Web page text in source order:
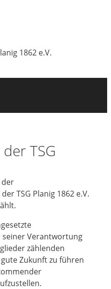
1862 e.V.
TSG
der
TSG Planig 1862 e.V.
Verantwortung
zählenden
Zukunft zu führen